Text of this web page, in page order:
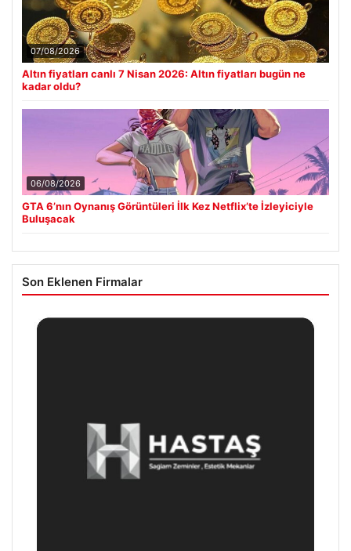
07/08/2026
Altın fiyatları canlı 7 Nisan 2026: Altın fiyatları bugün ne
kadar oldu?
06/08/2026
GTA 6’nın Oynanış Görüntüleri İlk Kez Netflix’te İzleyiciyle
Buluşacak
Son Eklenen Firmalar